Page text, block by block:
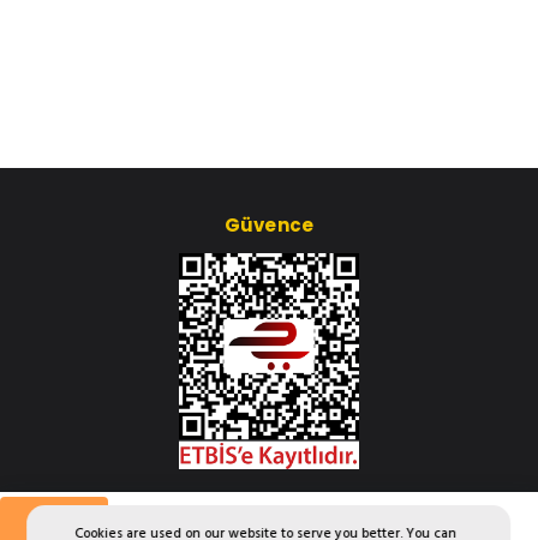
Cookies are used on our website to serve you better. You can
Saatlik Günlük Haftalık Aylık
Güvence